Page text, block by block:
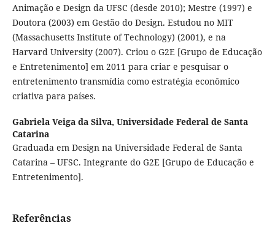
Animação e Design da UFSC (desde 2010); Mestre (1997) e
Doutora (2003) em Gestão do Design. Estudou no MIT
(Massachusetts Institute of Technology) (2001), e na
Harvard University (2007). Criou o G2E [Grupo de Educação
e Entretenimento] em 2011 para criar e pesquisar o
entretenimento transmídia como estratégia econômico
criativa para países.
Gabriela Veiga da Silva, Universidade Federal de Santa
Catarina
Graduada em Design na Universidade Federal de Santa
Catarina – UFSC. Integrante do G2E [Grupo de Educação e
Entretenimento].
Referências